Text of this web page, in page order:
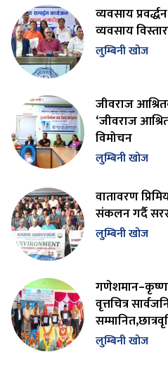
व्यवसाय
व्यवसाय
लुम्बिनी खोज
जीवराज
‘जीवराज
विमोचन
लुम्बिनी खोज
वातावरण
संकलन गर्दै
लुम्बिनी खोज
वृत्तचित्र
लुम्बिनी खोज